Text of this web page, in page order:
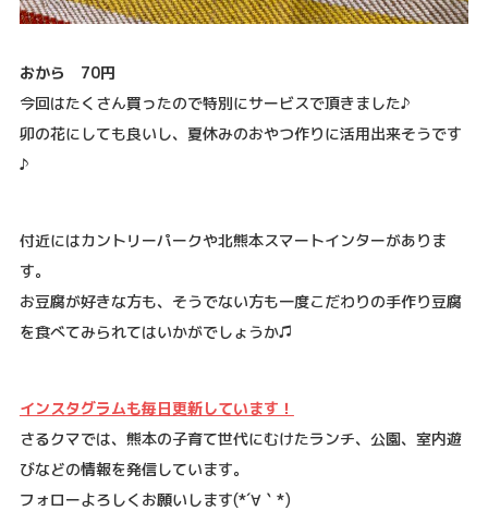
おから 70円
今回はたくさん買ったので特別にサービスで頂きました♪
卯の花にしても良いし、夏休みのおやつ作りに活用出来そうです
♪
付近にはカントリーパークや北熊本スマートインターがありま
す。
お豆腐が好きな方も、そうでない方も一度こだわりの手作り豆腐
を食べてみられてはいかがでしょうか♫
インスタグラムも毎日更新しています！
さるクマでは、熊本の子育て世代にむけたランチ、公園、室内遊
びなどの情報を発信しています。
フォローよろしくお願いします(*´∀｀ *)